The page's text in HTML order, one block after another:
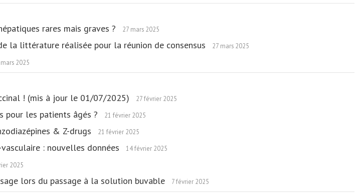
rares mais graves ? 27 mars 2025
la littérature réalisée pour la réunion de consensus 27 mars 2025
2025
! (mis à jour le 01/07/2025) 27 février 2025
pour les patients âgés ? 21 février 2025
& Z-drugs 21 février 2025
: nouvelles données 14 février 2025
2025
lors du passage à la solution buvable 7 février 2025